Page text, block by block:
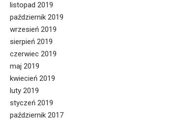
listopad 2019
październik 2019
wrzesień 2019
sierpień 2019
czerwiec 2019
maj 2019
kwiecień 2019
luty 2019
styczeń 2019
październik 2017